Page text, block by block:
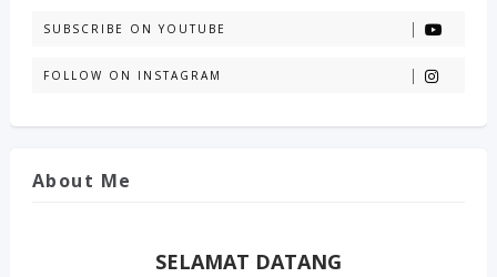
SUBSCRIBE ON YOUTUBE
FOLLOW ON INSTAGRAM
About Me
SELAMAT DATANG